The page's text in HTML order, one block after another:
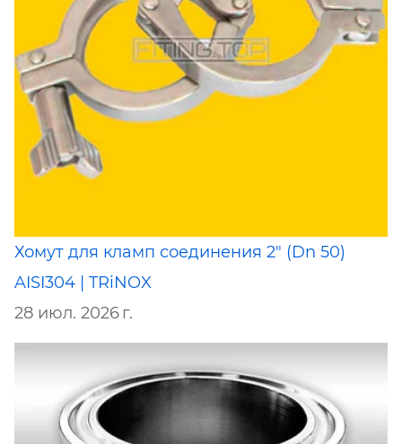
Хомут для кламп соединения 2" (Dn 50)
AISI304 | TRiNOX
28 июл. 2026 г.